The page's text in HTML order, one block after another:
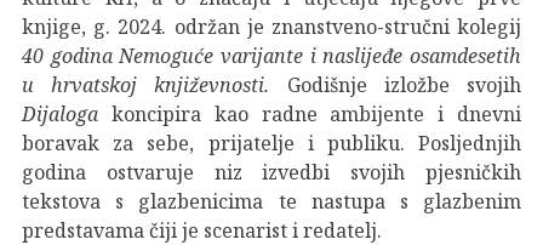
knjige, g. 2024. održan je znanstveno-stručni kolegij
40 godina Nemoguće varijante i naslijeđe osamdesetih
u hrvatskoj književnosti. Godišnje izložbe svojih
Dijaloga koncipira kao radne ambijente i dnevni
boravak za sebe, prijatelje i publiku. Posljednjih
godina ostvaruje niz izvedbi svojih pjesničkih
tekstova s glazbenicima te nastupa s glazbenim
predstavama čiji je scenarist i redatelj.